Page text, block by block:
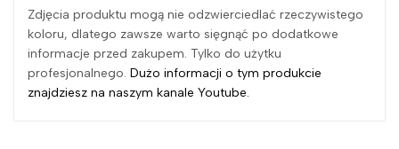
Zdjęcia produktu mogą nie odzwierciedlać rzeczywistego
koloru, dlatego zawsze warto sięgnąć po dodatkowe
informacje przed zakupem. Tylko do użytku
profesjonalnego. Dużo informacji o tym produkcie
znajdziesz na naszym kanale Youtube.